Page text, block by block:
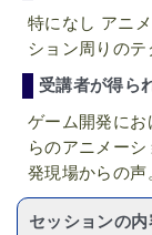
特になし アニ
ション周りの
受講者が得ら
ゲーム開発に
らのアニメー
発現場からの声。
セッションの